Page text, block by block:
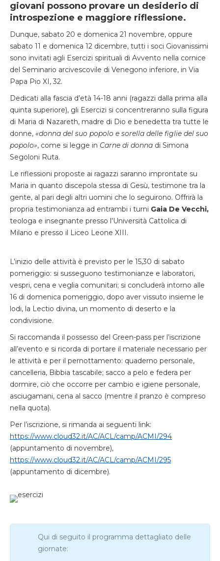
giovani possono provare un desiderio di
introspezione e maggiore riflessione.
Dunque, sabato 20 e domenica 21 novembre, oppure
sabato 11 e domenica 12 dicembre, tutti i soci Giovanissimi
sono invitati agli Esercizi spirituali di Avvento nella cornice
del Seminario arcivescovile di Venegono inferiore, in Via
Papa Pio XI, 32.
Dedicati alla fascia d’età 14-18 anni (ragazzi dalla prima alla
quinta superiore), gli Esercizi si concentreranno sulla figura
di Maria di Nazareth, madre di Dio e benedetta tra tutte le
donne, «donna del suo popolo e sorella delle figlie del suo
popolo», come si legge in Carne di donna di Simona
Segoloni Ruta.
Le riflessioni proposte ai ragazzi saranno improntate su
Maria in quanto discepola stessa di Gesù, testimone tra la
gente, al pari degli altri uomini che lo seguirono. Offrirà la
propria testimonianza ad entrambi i turni Gaia De Vecchi,
teologa e insegnante presso l’Università Cattolica di
Milano e presso il Liceo Leone XIII.
L’inizio delle attività è previsto per le 15,30 di sabato
pomeriggio: si susseguono testimonianze e laboratori,
vespri, cena e veglia comunitari; si concluderà intorno alle
16 di domenica pomeriggio, dopo aver vissuto insieme le
lodi, la Lectio divina, un momento di deserto e la
condivisione.
Si raccomanda il possesso del Green-pass per l’iscrizione
all’evento e si ricorda di portare il materiale necessario per
le attività e per il pernottamento: quaderno personale,
cancelleria, Bibbia tascabile; sacco a pelo e federa per
dormire, ciò che occorre per cambio e igiene personale,
asciugamani, cena al sacco (mentre il pranzo è compreso
nella quota).
Per l’iscrizione, si rimanda ai seguenti link:
https://www.cloud32.it/AC/ACL/camp/ACMI/294
(appuntamento di novembre),
https://www.cloud32.it/AC/ACL/camp/ACMI/295
(appuntamento di dicembre).
Qui di seguito il programma dettagliato delle
giornate: